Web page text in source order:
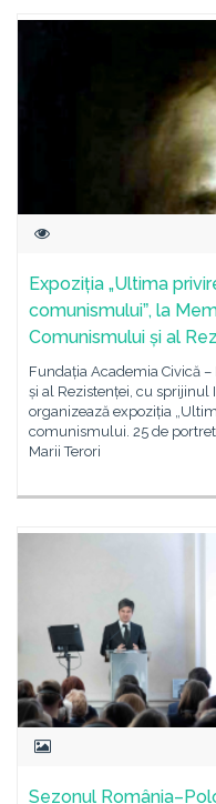
Expoziția „Ultima
comunismuluiˮ, la
Comunismului și al
Fundația Academia Civică
și al Rezistenței, cu
organizează expoziția
comunismului. 25 de
Marii Terori
Sezonul